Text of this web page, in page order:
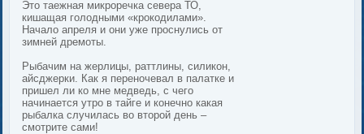
Это таежная микроречка севера ТО,
кишащая голодными «крокодилами».
Начало апреля и они уже проснулись от
зимней дремоты.
Рыбачим на жерлицы, раттлины, силикон,
айсджерки. Как я переночевал в палатке и
пришел ли ко мне медведь, с чего
начинается утро в тайге и конечно какая
рыбалка случилась во второй день –
смотрите сами!